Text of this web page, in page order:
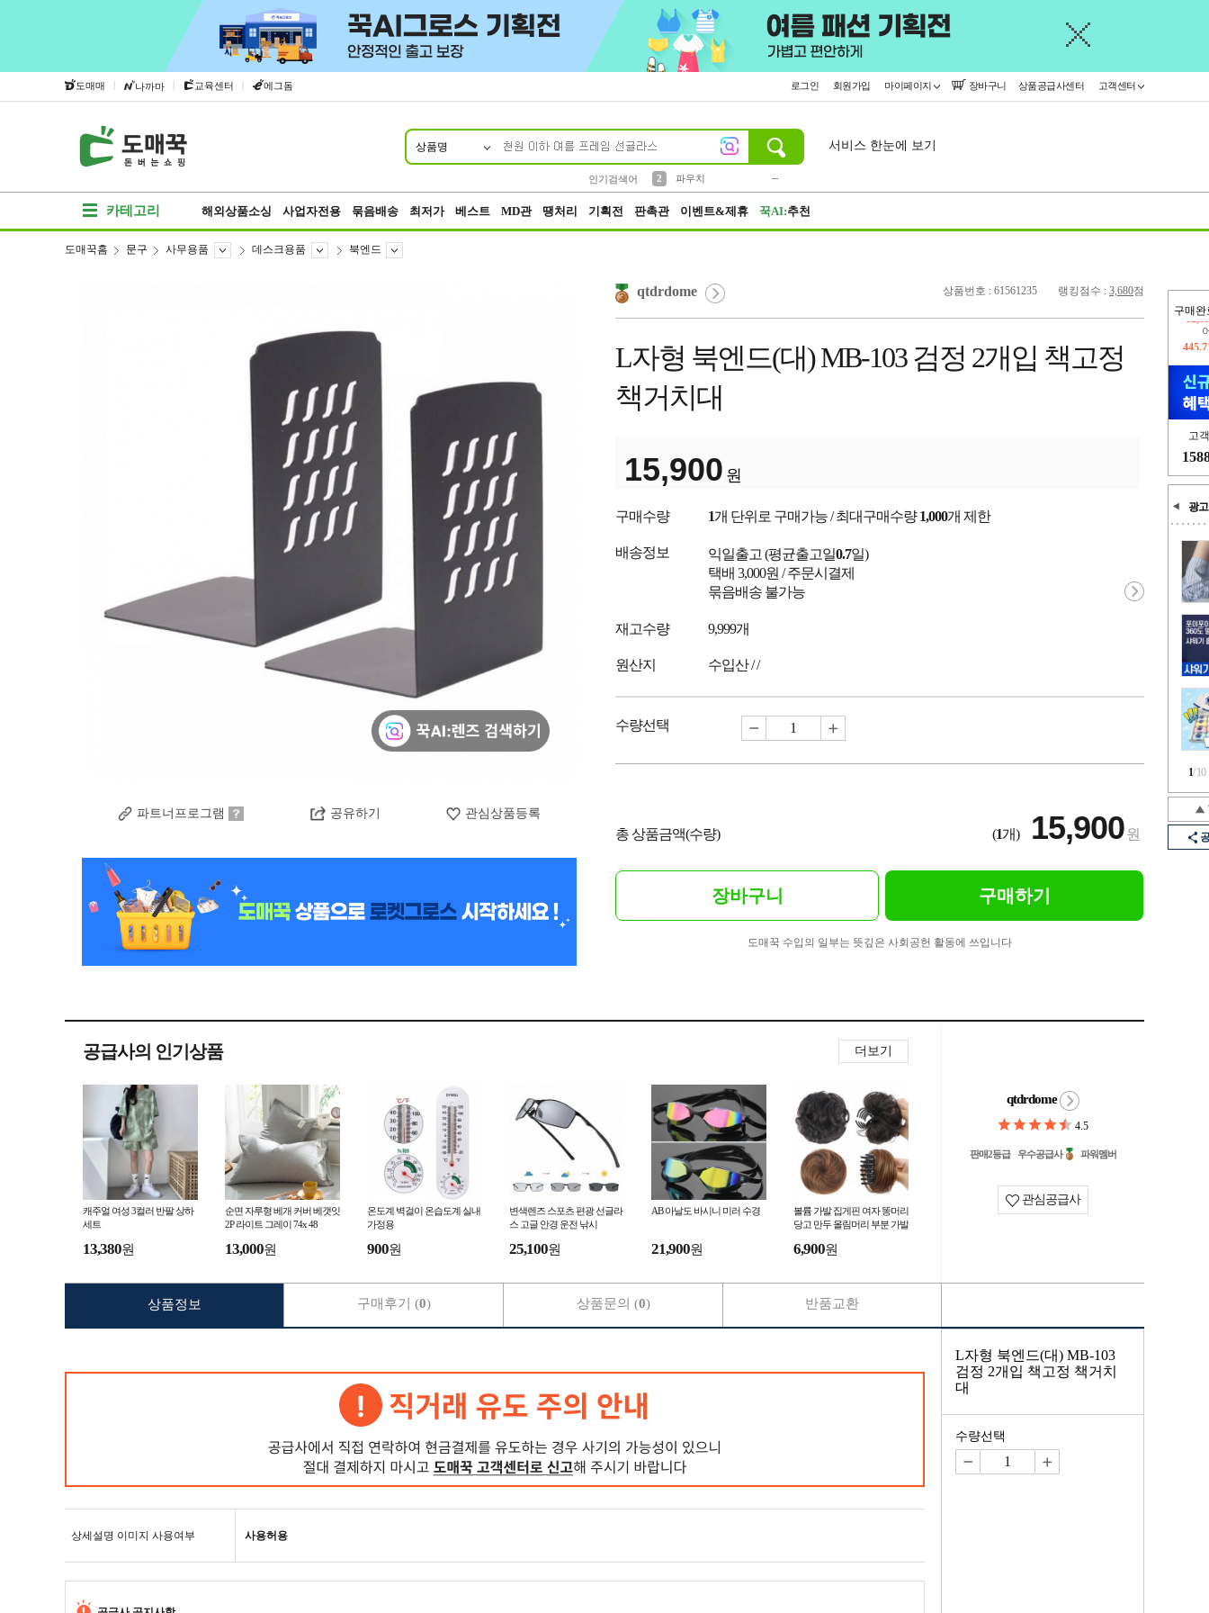
도매매 | 나까마 | 교육센터 | 에그돔 로그인 회원가입 마이페이지 장바구니 상품공급사센터 고객센터
상품명
인기검색어
3
모자
서비스 한눈에 보기
카테고리 해외상품소싱 사업자전용 묶음배송 최저가 베스트 MD관 땡처리 기획전 판촉관 이벤트&제휴 꾹AI:추천
구매완
고
광고
1/10
도매꾹홈 문구 사무용품 데스크용품 북엔드
파트너프로그램 공유하기 관심상품등록
상품번호 : 61561235 랭킹점수 : 3,680점
qtdrdome
L자형 북엔드(대) MB-103 검정 2개입 책고정
책거치대
15,900 원
구매수량 1개 단위로 구매가능 / 최대구매수량1,000개 제한
배송정보 익일출고 (평균출고일0.7일)
택배 3,000원 / 주문시결제
묶음배송 불가능
재고수량 9,999개
원산지 수입산 / /
수량선택
총 상품금액(수량) (1개) 15,900원
장바구니 구매하기
도매꾹 수입의 일부는 뜻깊은 사회공헌 활동에 쓰입니다
공급사의 인기상품 더보기
캐주얼 여성 3컬러 반팔 상하
세트
13,380원
순면 자루형 베개 커버 베갯잇
2P 라이트 그레이 74x 48
13,000원
온도계 벽걸이 온습도계 실내
가정용
900원
변색렌즈 스포츠 편광 선글라
스 고글 안경 운전 낚시
25,100원
AB 아날도 바시니 미러 수경
21,900원
볼륨 가발 집게핀 여자 똥머리
당고 만두 올림머리 부분 가발
6,900원
qtdrdome
4.5
판매2등급 우수공급사 파워멤버
관심공급사
상세설명 이미지 사용여부 사용허용
상품정보 구매후기 (0) 상품문의 (0) 반품교환
L자형 북엔드(대) MB-103
검정 2개입 책고정 책거치
대
수량선택